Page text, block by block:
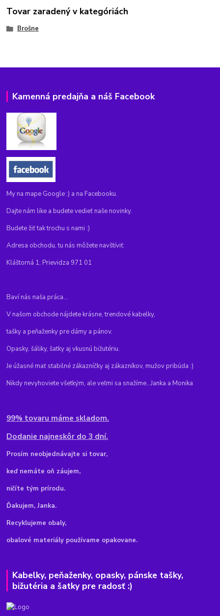
Tovar zaradený v kategóriách
Brošne
Kamenná predajňa a náš Facebook
My na mape Google :) a na Facebooku.
Dajte nám like a budete vedieť naše novinky.
Budete žiť tak trochu s nami :)
Adresa obchodu, tu nás môžete navštíviť:
Kláštorná 1, Prievidza 971 01
Baví nás naša práca...
V našom obchode nájdete krásne, trendové kabelky,
tašky a peňaženky pre dámy a pánov.
Opasky, šáliky, šatky aj vkusnú bižutériu.
Je úžasné mať stabilné zákazníčky aj zákazníkov, mužov pribúda :)
Nikdy nevyhoviete všetkým, ale veľmi sa snažíme...Janka a Monika
99% tovaru máme skladom.
Dodanie najneskôr do 3 dní.
Prosím neobjednávajte si tovar,
keď nemáte oň záujem,
ničíte tým prírodu.
Ďakujem, Janka.
Recyklujeme obaly,
obalové materiály používame opakovane.
Kabelky, peňaženky, opasky, pánske tašky,
bižutéria a šatky pre radosť :)